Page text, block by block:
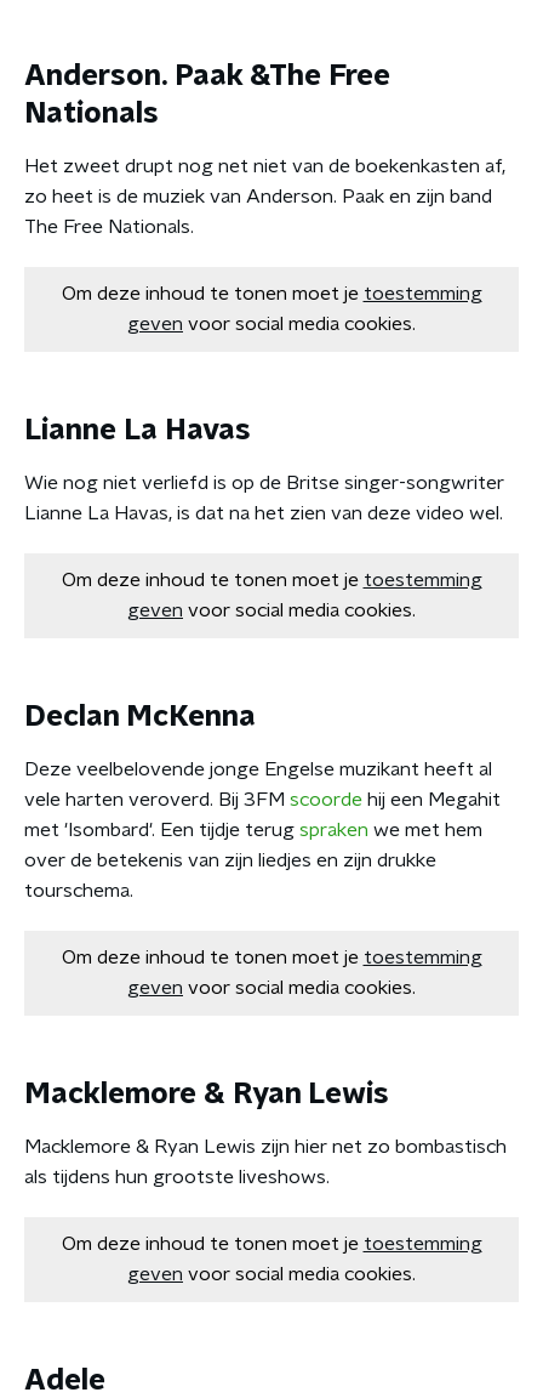
Anderson. Paak &The Free
Nationals
Het zweet drupt nog net niet van de boekenkasten af,
zo heet is de muziek van Anderson. Paak en zijn band
The Free Nationals.
Om deze inhoud te tonen moet je toestemming
geven voor social media cookies.
Lianne La Havas
Wie nog niet verliefd is op de Britse singer-songwriter
Lianne La Havas, is dat na het zien van deze video wel.
Om deze inhoud te tonen moet je toestemming
geven voor social media cookies.
Declan McKenna
Deze veelbelovende jonge Engelse muzikant heeft al
vele harten veroverd. Bij 3FM scoorde hij een Megahit
met 'Isombard'. Een tijdje terug spraken we met hem
over de betekenis van zijn liedjes en zijn drukke
tourschema.
Om deze inhoud te tonen moet je toestemming
geven voor social media cookies.
Macklemore & Ryan Lewis
Macklemore & Ryan Lewis zijn hier net zo bombastisch
als tijdens hun grootste liveshows.
Om deze inhoud te tonen moet je toestemming
geven voor social media cookies.
Adele